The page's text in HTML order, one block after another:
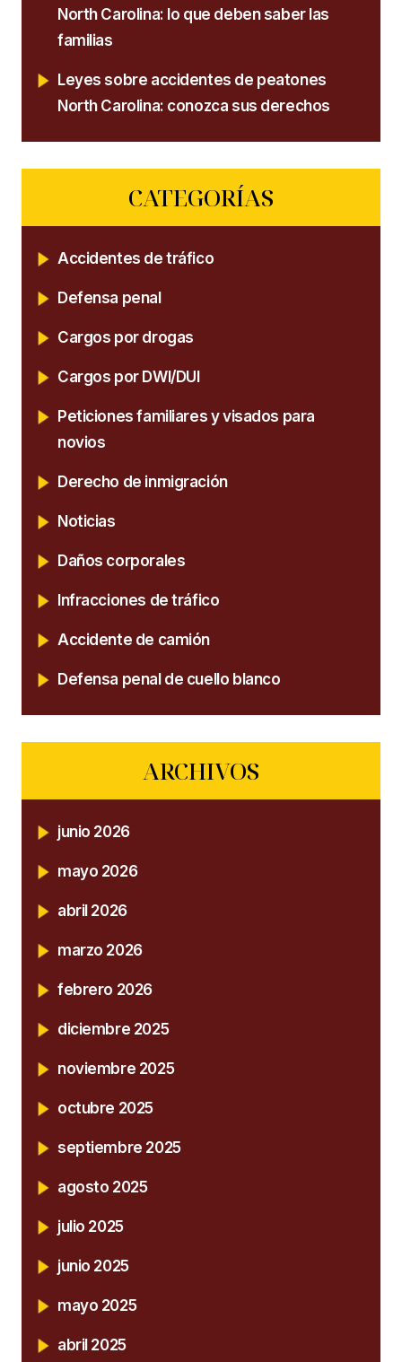
North Carolina: lo que deben saber las
familias
Leyes sobre accidentes de peatones
North Carolina: conozca sus derechos
CATEGORÍAS
Accidentes de tráfico
Defensa penal
Cargos por drogas
Cargos por DWI/DUI
Peticiones familiares y visados para
novios
Derecho de inmigración
Noticias
Daños corporales
Infracciones de tráfico
Accidente de camión
Defensa penal de cuello blanco
ARCHIVOS
junio 2026
mayo 2026
abril 2026
marzo 2026
febrero 2026
diciembre 2025
noviembre 2025
octubre 2025
septiembre 2025
agosto 2025
julio 2025
junio 2025
mayo 2025
abril 2025